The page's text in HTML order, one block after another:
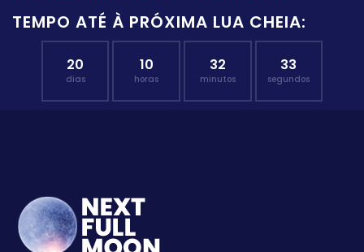
TEMPO ATÉ À PRÓXIMA LUA CHEIA:
20
dias
10
horas
32
minutos
32
segundos